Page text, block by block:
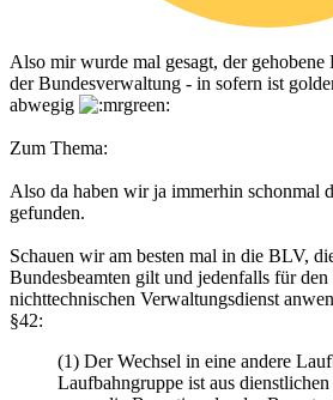
Also mir wurde mal gesagt, der gehobene
der Bundesverwaltung - in sofern ist
abwegig
Zum Thema:
Also da haben wir ja immerhin schonmal
gefunden.
Schauen wir am besten mal in die BLV,
Bundesbeamten gilt und jedenfalls für den
nichttechnischen Verwaltungsdienst
§42:
(1) Der Wechsel in eine andere
Laufbahngruppe ist aus